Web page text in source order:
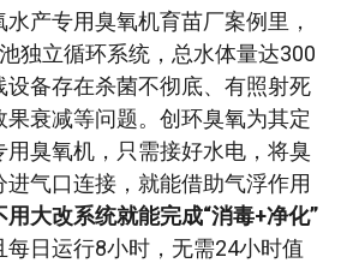
产专用臭氧机育苗厂案例里，
独立循环系统，总水体量达300
设备存在杀菌不彻底、有照射死
衰减等问题。创环臭氧为其定
用臭氧机，只需接好水电，将臭
气口连接，就能借助气浮作用
用大改系统就能完成“消毒+净化”
每日运行8小时，无需24小时值